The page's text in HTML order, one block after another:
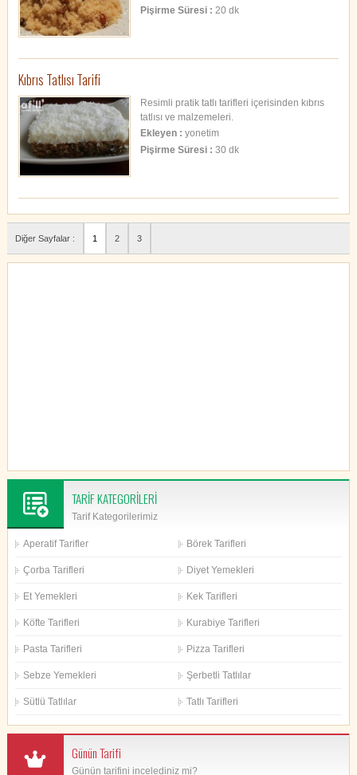
Pişirme Süresi : 20 dk
Kıbrıs Tatlısı Tarifi
Resimli pratik tatlı tarifleri içerisinden kıbrıs
tatlısı ve malzemeleri.
Ekleyen : yonetim
Pişirme Süresi : 30 dk
Diğer Sayfalar : 1 2 3
TARİF KATEGORİLERİ
Tarif Kategorilerimiz
Aperatif Tarifler Börek Tarifleri
Çorba Tarifleri Diyet Yemekleri
Et Yemekleri Kek Tarifleri
Köfte Tarifleri Kurabiye Tarifleri
Pasta Tarifleri Pizza Tarifleri
Sebze Yemekleri Şerbetli Tatlılar
Sütlü Tatlılar Tatlı Tarifleri
Günün Tarifi
Günün tarifini incelediniz mi?